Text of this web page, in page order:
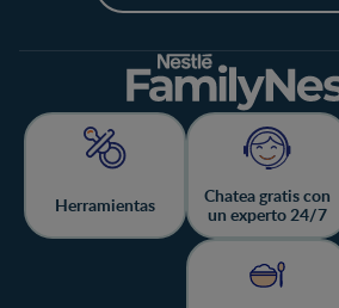
Herramientas
Chatea gratis con
un experto 24/7